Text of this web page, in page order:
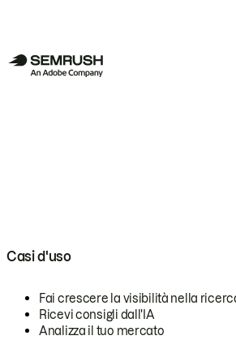
Casi d'uso
Fai crescere la visibilità nella
Ricevi consigli dall'IA
Analizza il tuo mercato